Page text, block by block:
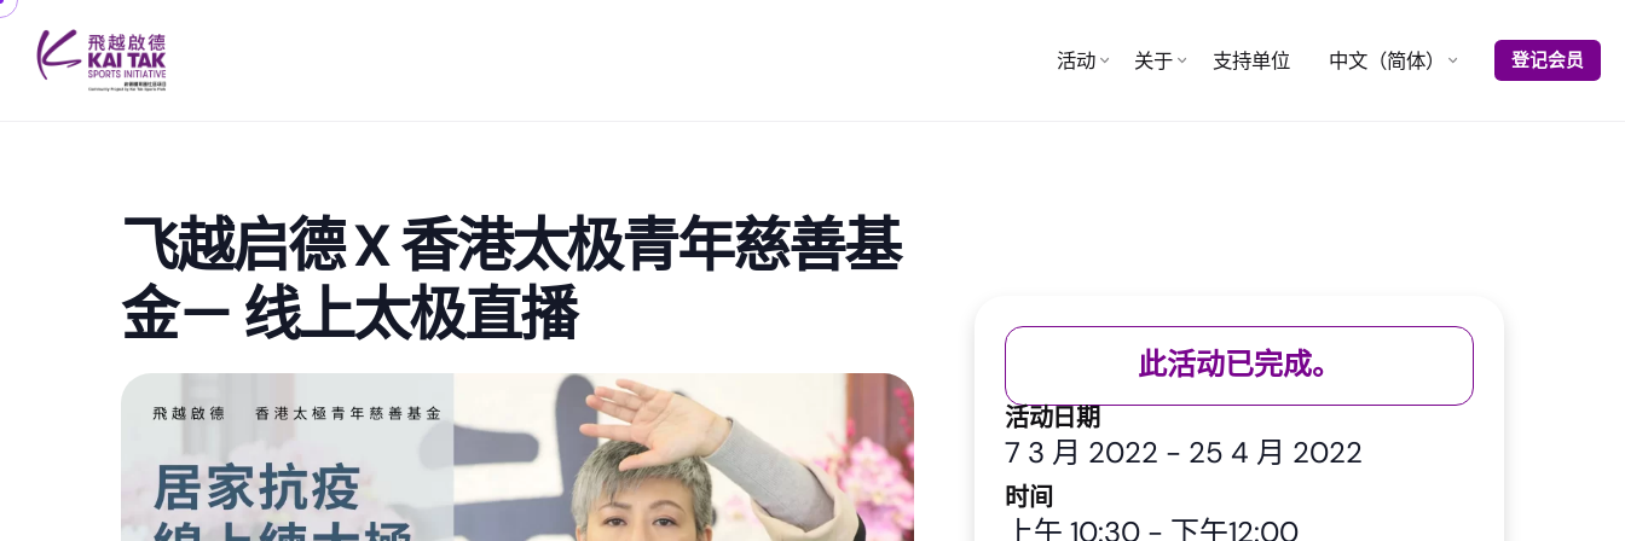
活动 关于 支持单位 中文（简体） 登记会员
飞越启德 X 香港太极青年慈善基
金－ 线上太极直播
此活动已完成。
活动日期
7 3 月 2022 - 25 4 月 2022
时间
上午 10:30 - 下午12:00